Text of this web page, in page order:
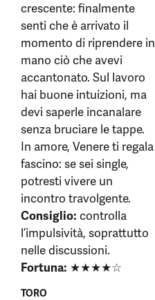
crescente: finalmente
senti che è arrivato il
momento di riprendere in
mano ciò che avevi
accantonato. Sul lavoro
hai buone intuizioni, ma
devi saperle incanalare
senza bruciare le tappe.
In amore, Venere ti regala
fascino: se sei single,
potresti vivere un
incontro travolgente.
Consiglio: controlla
l’impulsività, soprattutto
nelle discussioni.
Fortuna: ★★★★☆
TORO